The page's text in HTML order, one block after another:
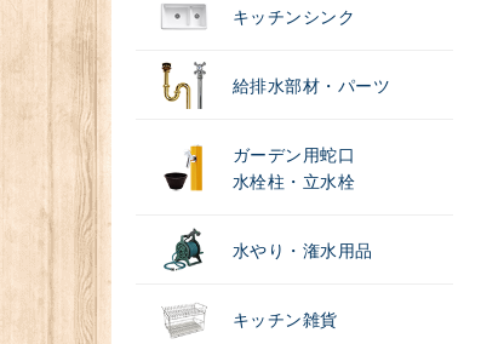
キッチンシンク
給排水部材・パーツ
ガーデン用蛇口
水栓柱・立水栓
水やり・潅水用品
キッチン雑貨